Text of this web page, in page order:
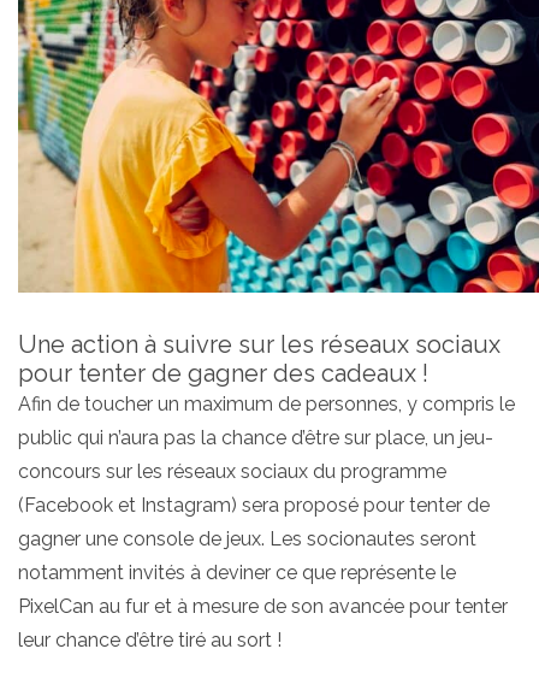
Une action à suivre sur les réseaux sociaux
pour tenter de gagner des cadeaux !
Afin de toucher un maximum de personnes, y compris le
public qui n’aura pas la chance d’être sur place, un jeu-
concours sur les réseaux sociaux du programme
(Facebook et Instagram) sera proposé pour tenter de
gagner une console de jeux. Les socionautes seront
notamment invités à deviner ce que représente le
PixelCan au fur et à mesure de son avancée pour tenter
leur chance d’être tiré au sort !